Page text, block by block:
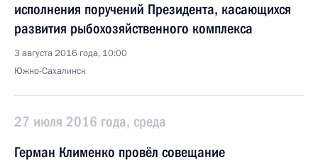
исполнения поручений Президента, касающихся
развития рыбохозяйственного комплекса
3 августа 2016 года, 10:00
Южно-Сахалинск
27 июля 2016 года, среда
Герман Клименко провёл совещание